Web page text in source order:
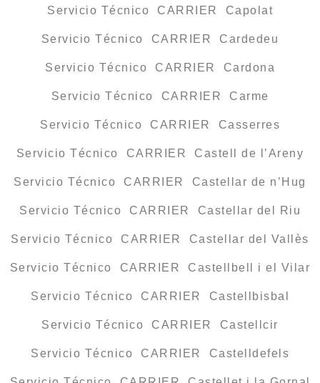
Servicio Técnico CARRIER Capolat
Servicio Técnico CARRIER Cardedeu
Servicio Técnico CARRIER Cardona
Servicio Técnico CARRIER Carme
Servicio Técnico CARRIER Casserres
Servicio Técnico CARRIER Castell de l’Areny
Servicio Técnico CARRIER Castellar de n’Hug
Servicio Técnico CARRIER Castellar del Riu
Servicio Técnico CARRIER Castellar del Vallès
Servicio Técnico CARRIER Castellbell i el Vilar
Servicio Técnico CARRIER Castellbisbal
Servicio Técnico CARRIER Castellcir
Servicio Técnico CARRIER Castelldefels